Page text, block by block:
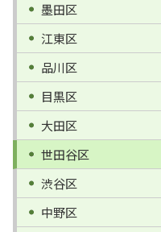
墨田区
江東区
品川区
目黒区
大田区
世田谷区
渋谷区
中野区